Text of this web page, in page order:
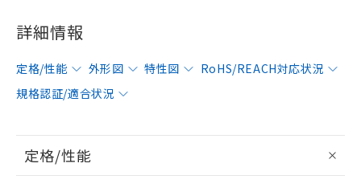
詳細情報
定格/性能 外形図 特性図
RoHS/REACH対応状況
規格認証/適合状況
定格/性能